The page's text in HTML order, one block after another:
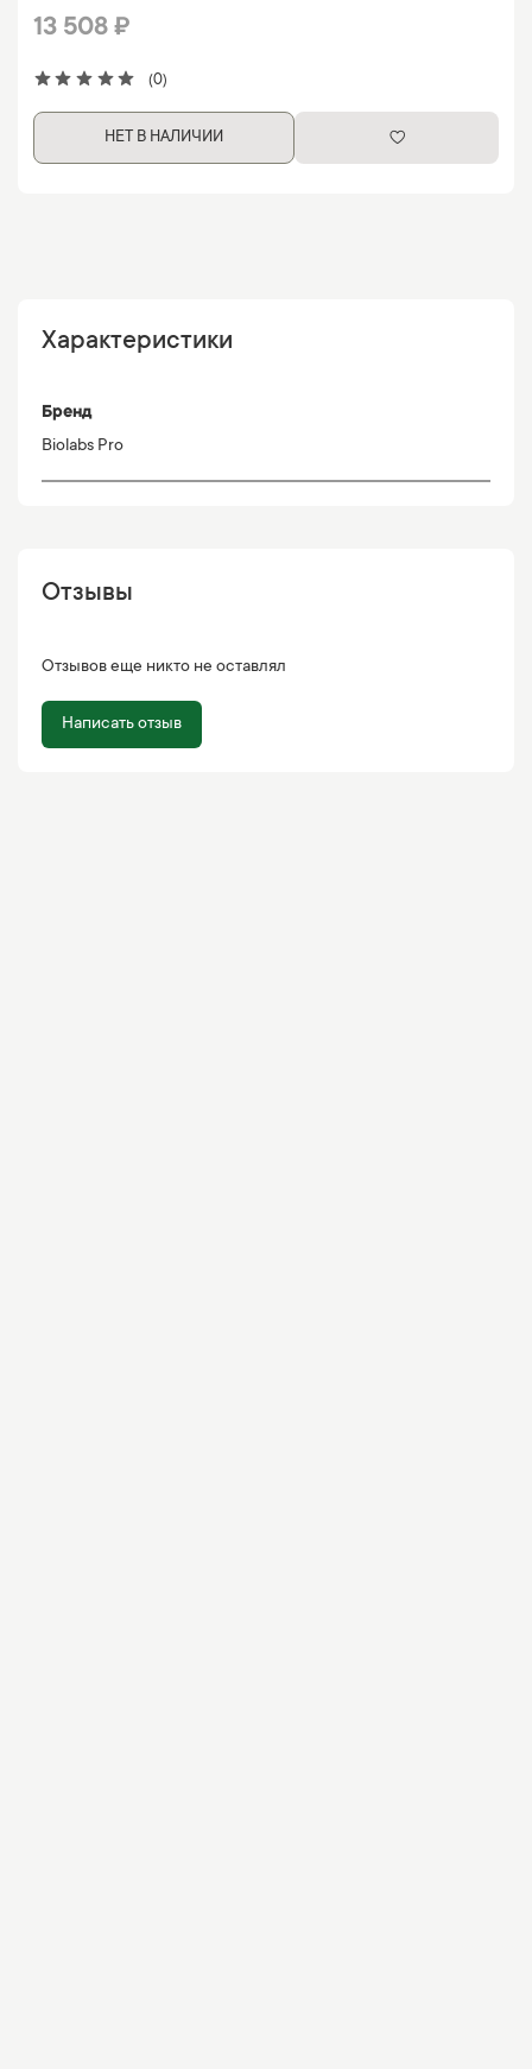
(0)
13 508 ₽
НЕТ В НАЛИЧИИ
Характеристики
Бренд
Biolabs Pro
Отзывы
Отзывов еще никто не оставлял
Написать отзыв